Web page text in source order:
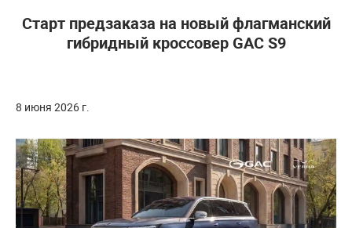
Старт предзаказа на новый флагманский
гибридный кроссовер GAC S9
8 июня 2026 г.